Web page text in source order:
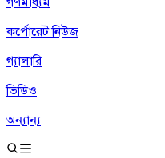
কর্পোরেট নিউজ
গ্যালারি
ভিডিও
অন্যান্য